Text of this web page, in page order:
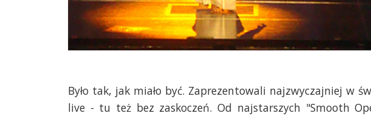
Było tak, jak miało być. Zaprezentowali najzwyczajniej w
live - tu też bez zaskoczeń. Od najstarszych "Smooth